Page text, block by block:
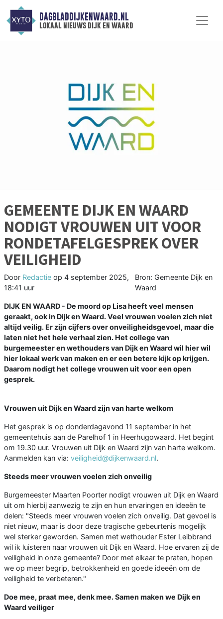
DAGBLADDIJKENWAARD.NL
lokaal nieuws dijk en waard
GEMEENTE DIJK EN WAARD
NODIGT VROUWEN UIT VOOR
RONDETAFELGESPREK OVER
VEILIGHEID
Door Redactie op 4 september 2025,
18:41 uur
Bron: Gemeente Dijk en
Waard
DIJK EN WAARD - De moord op Lisa heeft veel mensen
geraakt, ook in Dijk en Waard. Veel vrouwen voelen zich niet
altijd veilig. Er zijn cijfers over onveiligheidsgevoel, maar die
laten niet het hele verhaal zien. Het college van
burgemeester en wethouders van Dijk en Waard wil hier wil
hier lokaal werk van maken en er een betere kijk op krijgen.
Daarom nodigt het college vrouwen uit voor een open
gesprek.
Vrouwen uit Dijk en Waard zijn van harte welkom
Het gesprek is op donderdagavond 11 september in het
gemeentehuis aan de Parelhof 1 in Heerhugowaard. Het begint
om 19.30 uur. Vrouwen uit Dijk en Waard zijn van harte welkom.
Aanmelden kan via: veiligheid@dijkenwaard.nl.
Steeds meer vrouwen voelen zich onveilig
Burgemeester Maarten Poorter nodigt vrouwen uit Dijk en Waard
uit om hierbij aanwezig te zijn en hun ervaringen en ideeën te
delen: "Steeds meer vrouwen voelen zich onveilig. Dat gevoel is
niet nieuw, maar is door deze tragische gebeurtenis mogelijk
wel sterker geworden. Samen met wethouder Ester Leibbrand
wil ik luisteren naar vrouwen uit Dijk en Waard. Hoe ervaren zij de
veiligheid in onze gemeente? Door met elkaar te praten, hopen
we op meer begrip, betrokkenheid en goede ideeën om de
veiligheid te verbeteren."
Doe mee, praat mee, denk mee. Samen maken we Dijk en
Waard veiliger